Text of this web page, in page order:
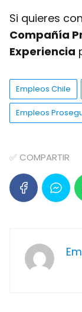
Si quieres
Compañía
Experiencia
Empleos Chile
Empleos
✅ COMPARTIR